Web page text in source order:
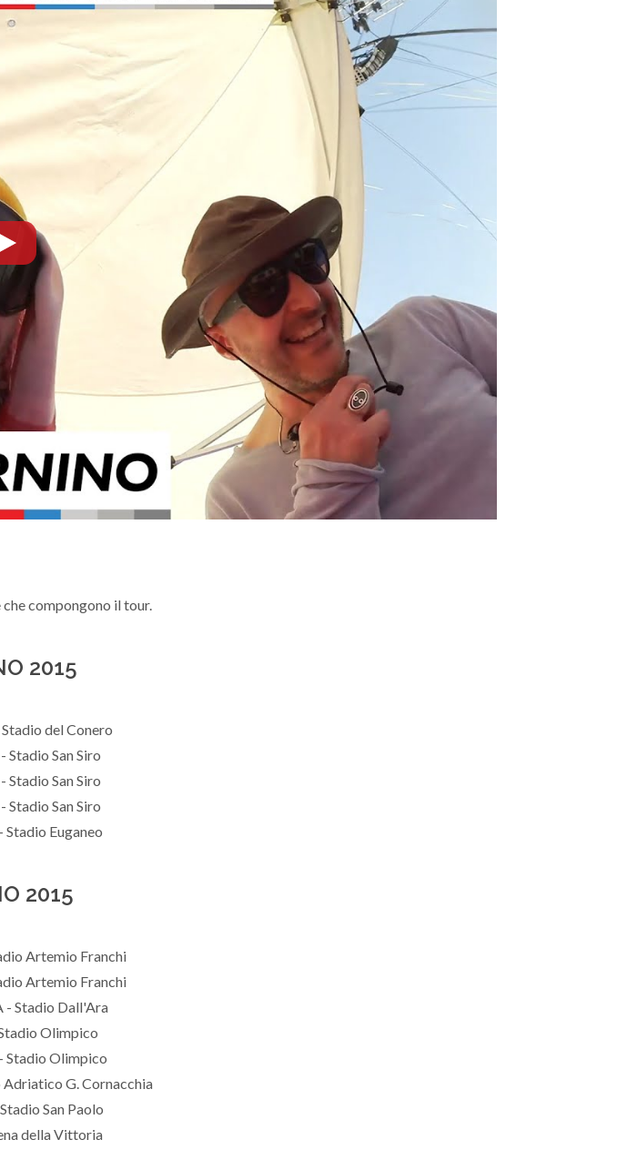
compongono il tour.
2015
del Conero
San Siro
San Siro
San Siro
Stadio Euganeo
2015
Artemio Franchi
Artemio Franchi
- Stadio Dall'Ara
Olimpico
Stadio Olimpico
Adriatico G. Cornacchia
San Paolo
della Vittoria